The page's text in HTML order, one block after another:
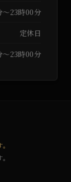
～23時00分
定休日
～23時00分